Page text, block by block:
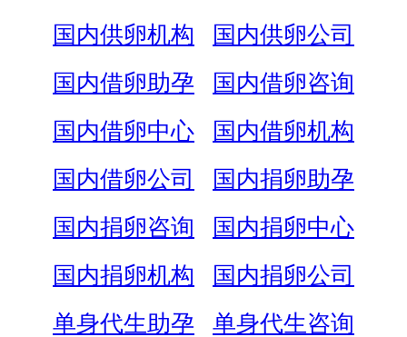
国内供卵机构
国内供卵公司
国内借卵助孕
国内借卵咨询
国内借卵中心
国内借卵机构
国内借卵公司
国内捐卵助孕
国内捐卵咨询
国内捐卵中心
国内捐卵机构
国内捐卵公司
单身代生助孕
单身代生咨询